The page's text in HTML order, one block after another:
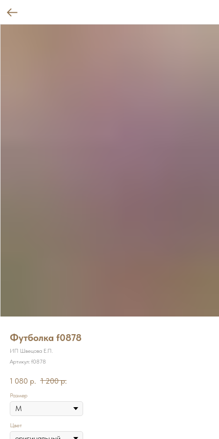
Футболка f0878
ИП Швецова Е.П.
Артикул: f0878
1 080 р. 1 200 р.
Размер
Цвет